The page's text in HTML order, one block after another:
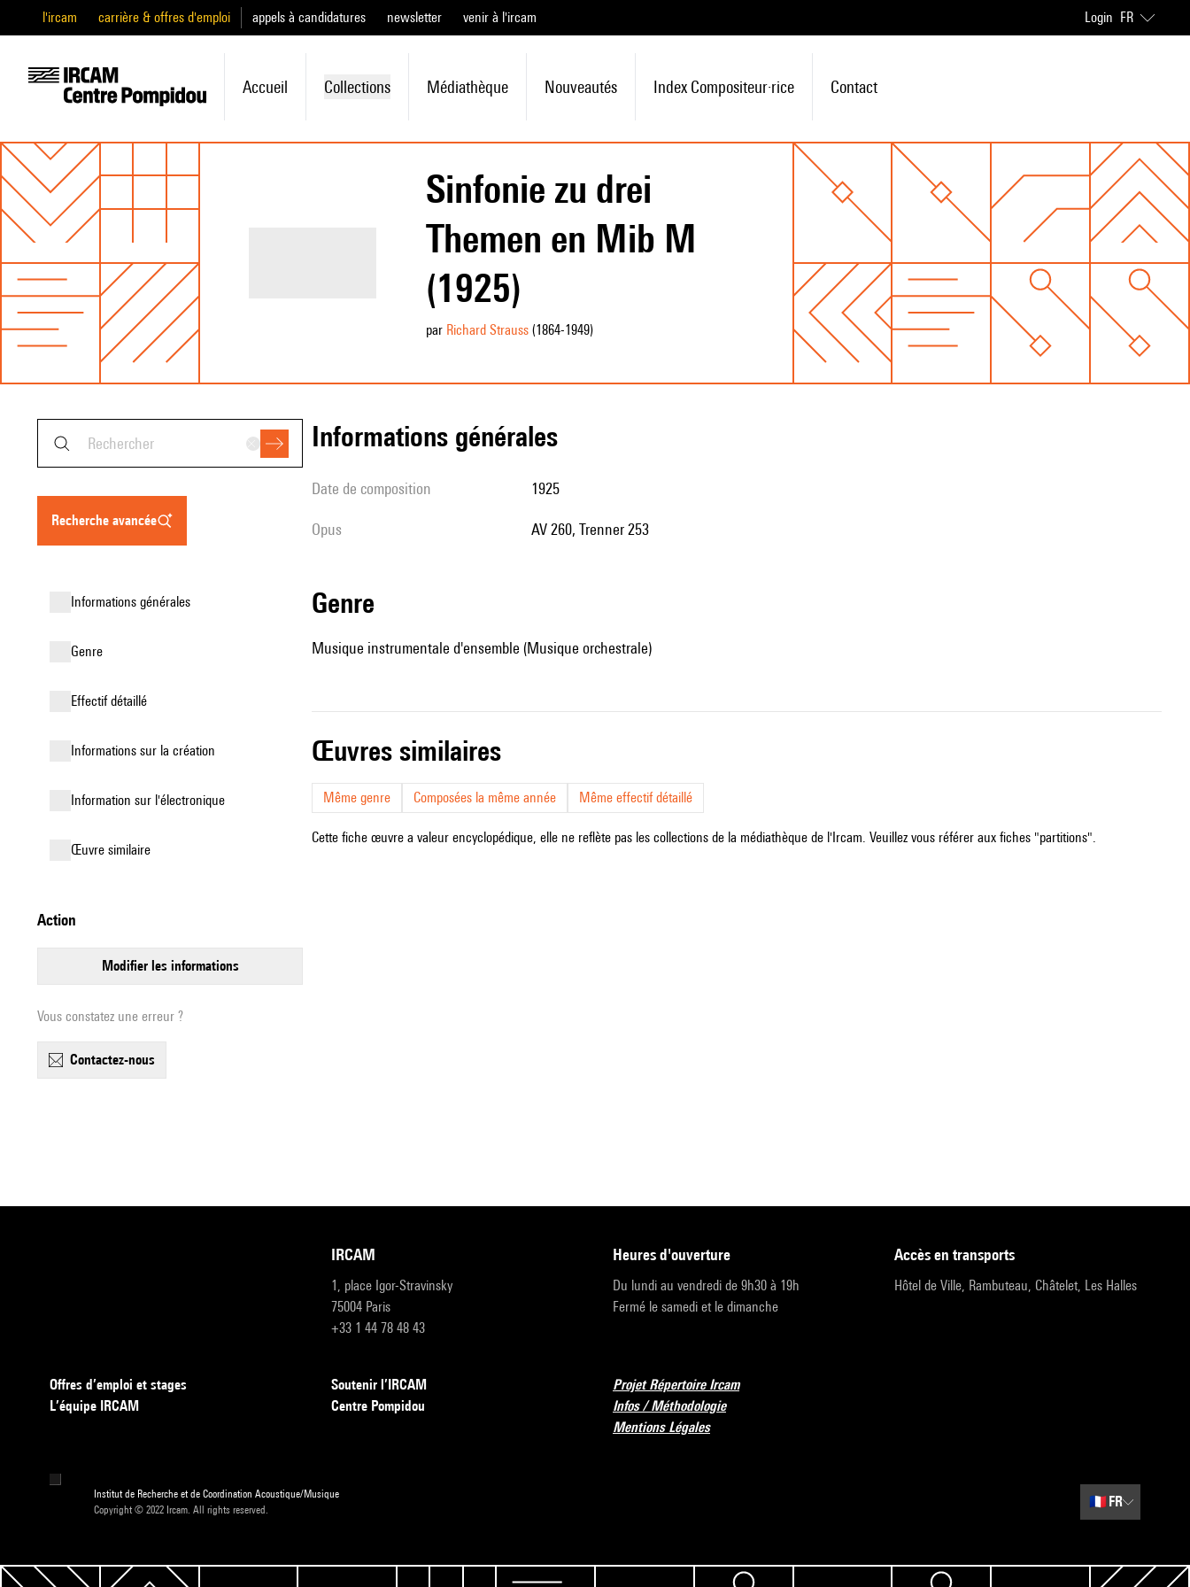
l'ircam carrière & offres d'emploi appels à candidatures newsletter venir à l'ircam Login FR
Accueil Collections Médiathèque Nouveautés Index Compositeur·rice Contact
Sinfonie zu drei
Themen en Mib M
(1925)
par Richard Strauss(1864-1949)
recherche avancée
informations générales
genre
effectif détaillé
informations sur la création
Information sur l'électronique
œuvre similaire
action
modifier les informations
Vous constatez une erreur ?
contactez-nous
informations générales
date de composition 1925
Opus AV 260, Trenner 253
genre
Musique instrumentale d'ensemble (Musique orchestrale)
œuvres similaires
Même genre Composées la même année Même effectif détaillé
Cette fiche œuvre a valeur encyclopédique, elle ne reflète pas les collections de la médiathèque de l'Ircam. Veuillez vous référer aux fiches "partitions".
IRCAM
1, place Igor-Stravinsky
75004 Paris
+33 1 44 78 48 43
heures d'ouverture
Du lundi au vendredi de 9h30 à 19h
Fermé le samedi et le dimanche
accès en transports
Hôtel de Ville, Rambuteau, Châtelet, Les Halles
Offres d’emploi et stages
L’équipe IRCAM
Soutenir l’IRCAM
Centre Pompidou
Projet Répertoire Ircam
Infos / Méthodologie
Mentions Légales
Institut de Recherche et de Coordination Acoustique/Musique
Copyright © 2022 Ircam. All rights reserved.
🇫🇷 FR